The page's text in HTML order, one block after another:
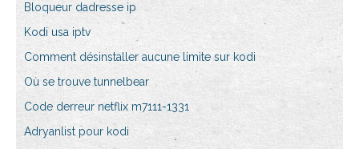
Bloqueur dadresse ip
Kodi usa iptv
Comment désinstaller aucune limite sur kodi
Où se trouve tunnelbear
Code derreur netflix m7111-1331
Adryanlist pour kodi